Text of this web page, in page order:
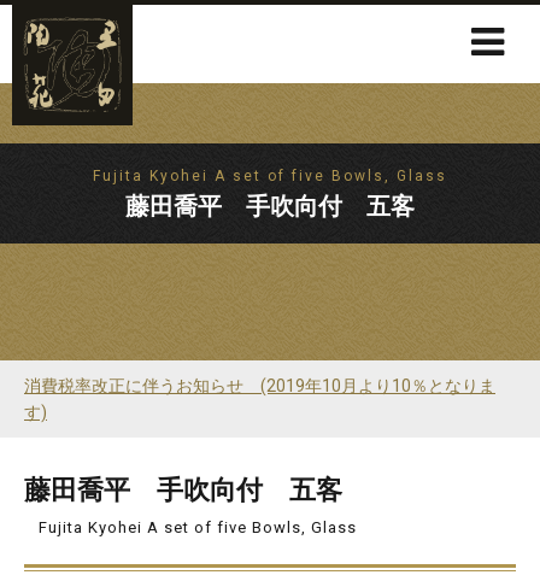
Fujita Kyohei A set of five Bowls, Glass
藤田喬平 手吹向付 五客
消費税率改正に伴うお知らせ (2019年10月より10％となりま
す)
藤田喬平 手吹向付 五客
Fujita Kyohei A set of five Bowls, Glass